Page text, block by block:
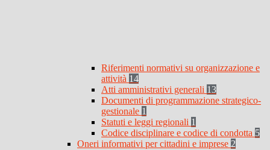
Riferimenti normativi su organizzazione e
attività 14
Atti amministrativi generali 13
Documenti di programmazione strategico-
gestionale 1
Statuti e leggi regionali 1
Codice disciplinare e codice di condotta 5
Oneri informativi per cittadini e imprese 2